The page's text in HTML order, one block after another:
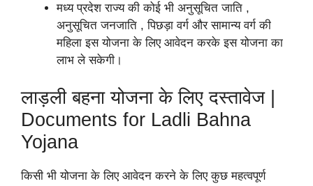
मध्य प्रदेश राज्य की कोई भी अनुसूचित जाति ,
अनुसूचित जनजाति , पिछड़ा वर्ग और सामान्य वर्ग की
महिला इस योजना के लिए आवेदन करके इस योजना का
लाभ ले सकेगी।
लाड़ली बहना योजना के लिए दस्तावेज |
Documents for Ladli Bahna
Yojana
किसी भी योजना के लिए आवेदन करने के लिए कुछ महत्वपूर्ण